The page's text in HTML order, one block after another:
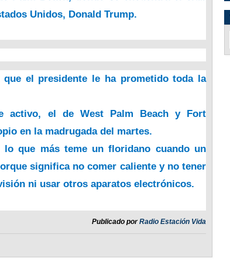
Unidos, Donald Trump.
el presidente le ha prometido toda la
activo, el de West Palm Beach y Fort
en la madrugada del martes.
que más teme un floridano cuando un
significa no comer caliente y no tener
ni usar otros aparatos electrónicos.
Publicado porRadio Estación Vida